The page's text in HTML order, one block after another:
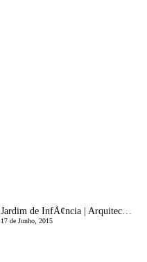
Jardim de InfÃ¢ncia | Arquitectura
17 de Junho, 2015